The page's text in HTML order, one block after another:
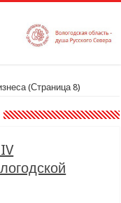
(Страница 8)